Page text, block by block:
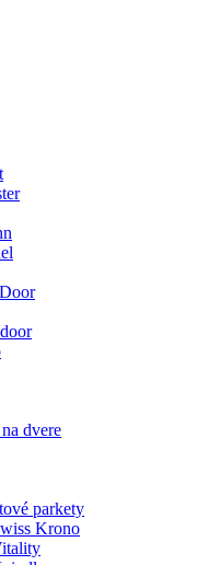
dvere
parkety
Krono